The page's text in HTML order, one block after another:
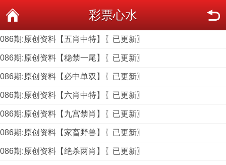
彩票心水
086期:原创资料【五肖中特】〖已更新〗
086期:原创资料【稳禁一尾】〖已更新〗
086期:原创资料【必中单双】〖已更新〗
086期:原创资料【六肖中特】〖已更新〗
086期:原创资料【九宫禁肖】〖已更新〗
086期:原创资料【家畜野兽】〖已更新〗
086期:原创资料【绝杀两肖】〖已更新〗